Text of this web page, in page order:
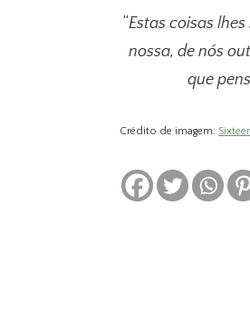
“Estas coisas
nossa, de nós
que
Crédito de imagem: